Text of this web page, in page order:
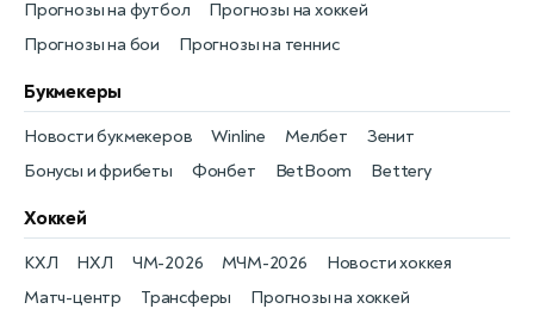
Прогнозы на футбол
Прогнозы на хоккей
Прогнозы на бои Прогнозы на теннис
Букмекеры
Бонусы и фрибеты
Новости букмекеров
Фонбет
Winline
BetBoom
Мелбет
Bettery
Зенит
Хоккей
Новости хоккея
КХЛ
Матч-центр
НХЛ
Трансферы
ЧМ-2026
Прогнозы на хоккей
МЧМ-2026